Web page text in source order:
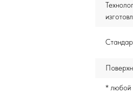
* любой